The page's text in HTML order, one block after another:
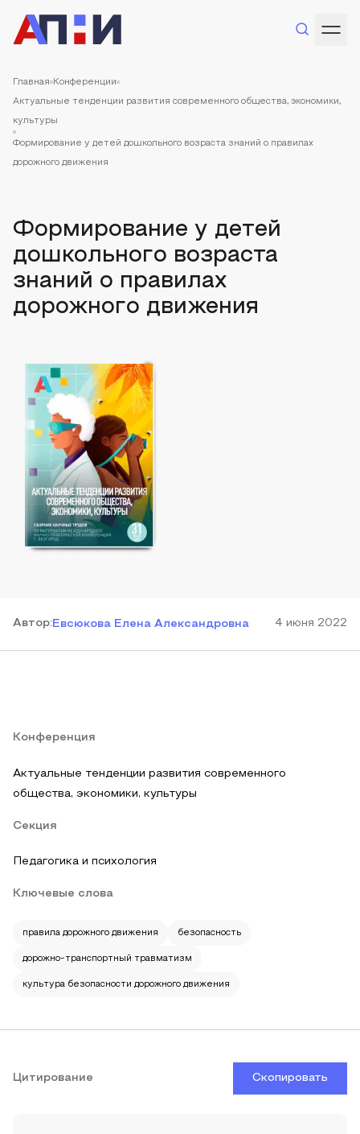
Главная Конференции
Актуальные тенденции развития современного общества, экономики,
культуры
Формирование у детей дошкольного возраста знаний о правилах
дорожного движения
Формирование у детей
дошкольного возраста
знаний о правилах
дорожного движения
Автор:Евсюкова Елена Александровна 4 июня 2022
Конференция
Актуальные тенденции развития современного
общества, экономики, культуры
Секция
Педагогика и психология
Ключевые слова
правила дорожного движения безопасность
дорожно-транспортный травматизм
культура безопасности дорожного движения
Цитирование Скопировать